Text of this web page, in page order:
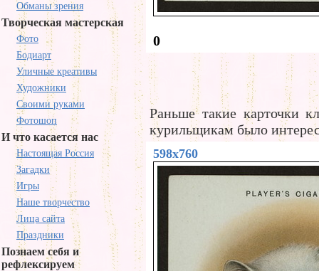
Обманы зрения
Творческая мастерская
Фото
Бодиарт
Уличные креативы
Художники
Своими руками
Фотошоп
И что касается нас
Настоящая Россия
Загадки
Игры
Наше творчество
Лица сайта
Праздники
Познаем себя и
рефлексируем
0
Раньше такие карточки
курильщикам было
598x760